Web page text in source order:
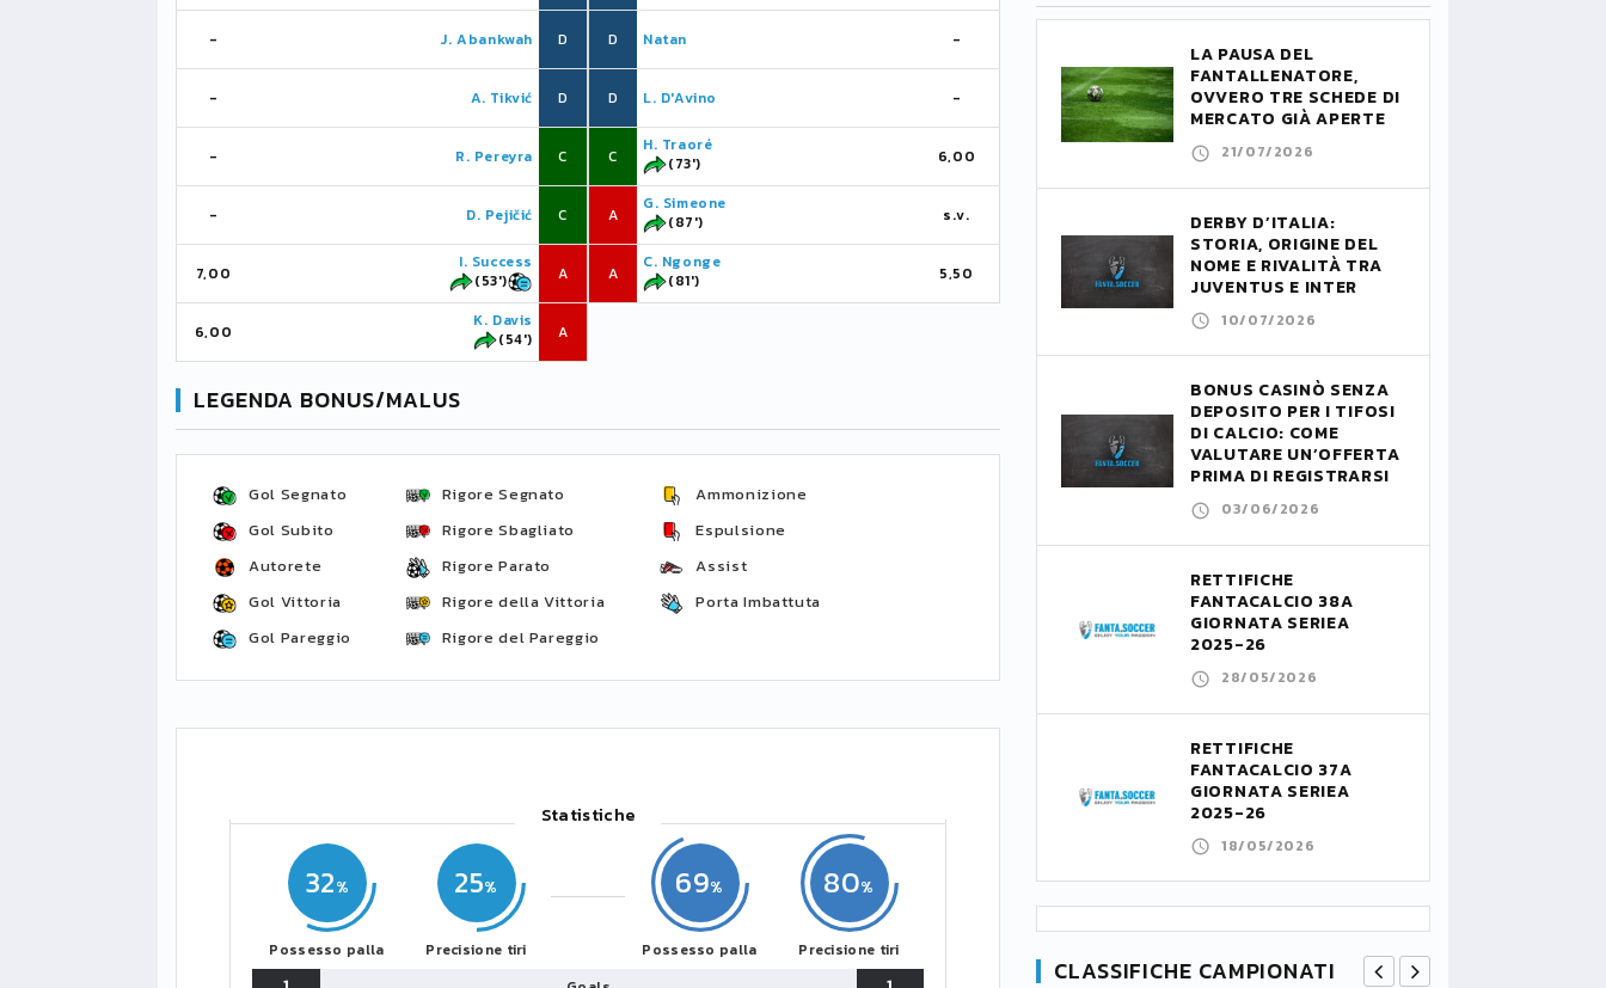
- J. Abankwah D
- A. Tikvić D
- R. Pereyra C
- D. Pejičić C
7,00
I. Success
(53')
A
6,00
K. Davis
(54')
A
D Natan -
D L. D'Avino -
C
H. Traoré
(73')
6,00
A
G. Simeone
(87')
s.v.
A
C. Ngonge
(81')
5,50
LEGENDA BONUS/MALUS
Gol Segnato
Gol Subito
Autorete
Gol Vittoria
Gol Pareggio
Rigore Segnato
Rigore Sbagliato
Rigore Parato
Rigore della Vittoria
Rigore del Pareggio
Ammonizione
Espulsione
Assist
Porta Imbattuta
Statistiche
32
Possesso palla
25
Precisione tiri
69
Possesso palla
80
Precisione tiri
LA PAUSA DEL
FANTALLENATORE,
OVVERO TRE SCHEDE DI
MERCATO GIÀ APERTE
21/07/2026
DERBY D’ITALIA:
STORIA, ORIGINE DEL
NOME E RIVALITÀ TRA
JUVENTUS E INTER
10/07/2026
BONUS CASINÒ SENZA
DEPOSITO PER I TIFOSI
DI CALCIO: COME
VALUTARE UN’OFFERTA
PRIMA DI REGISTRARSI
03/06/2026
RETTIFICHE
FANTACALCIO 38A
GIORNATA SERIEA
2025-26
28/05/2026
RETTIFICHE
FANTACALCIO 37A
GIORNATA SERIEA
2025-26
18/05/2026
CLASSIFICHE CAMPIONATI